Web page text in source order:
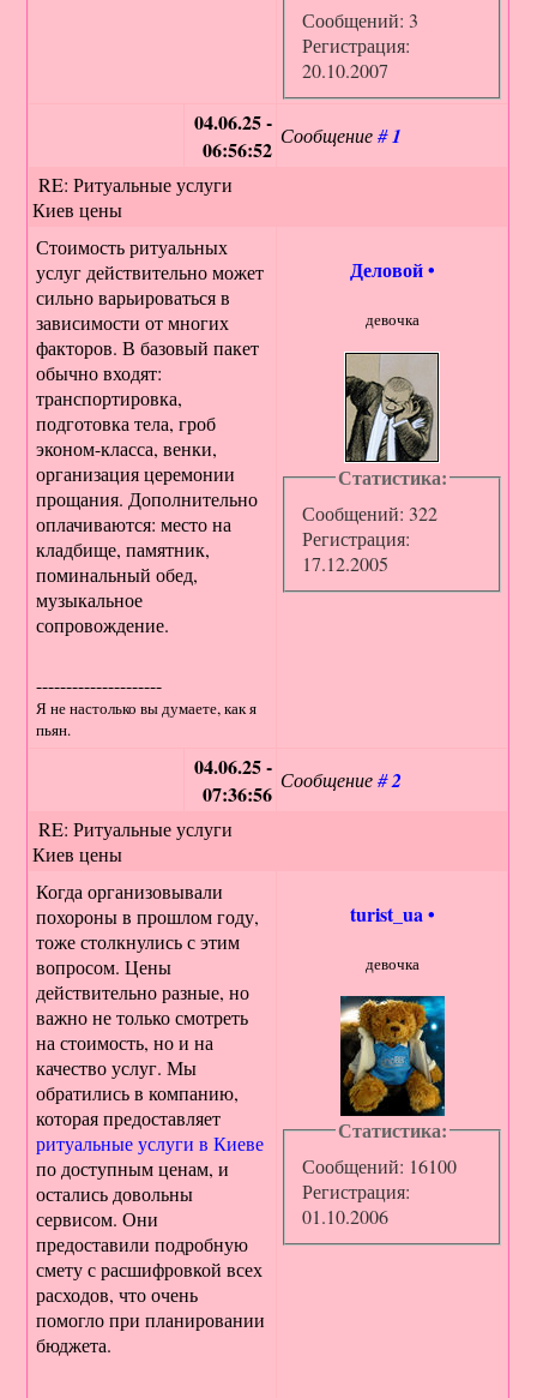
Сообщений: 3
Регистрация:
20.10.2007
04.06.25 -
06:56:52
Сообщение#1
RE: Ритуальные услуги
Киев цены
Стоимость ритуальных
услуг действительно может
сильно варьироваться в
зависимости от многих
факторов. В базовый пакет
обычно входят:
транспортировка,
подготовка тела, гроб
эконом-класса, венки,
организация церемонии
прощания. Дополнительно
оплачиваются: место на
кладбище, памятник,
поминальный обед,
музыкальное
сопровождение.
---------------------
Я не настолько вы думаете, как я
пьян.
Деловой•
девочка
Статистика:
Сообщений: 322
Регистрация:
17.12.2005
04.06.25 -
07:36:56
Сообщение#2
RE: Ритуальные услуги
Киев цены
Когда организовывали
похороны в прошлом году,
тоже столкнулись с этим
вопросом. Цены
действительно разные, но
важно не только смотреть
на стоимость, но и на
качество услуг. Мы
обратились в компанию,
которая предоставляет
ритуальные услуги в Киеве
по доступным ценам, и
остались довольны
сервисом. Они
предоставили подробную
смету с расшифровкой всех
расходов, что очень
помогло при планировании
бюджета.
turist_ua•
девочка
Статистика:
Сообщений: 16100
Регистрация:
01.10.2006